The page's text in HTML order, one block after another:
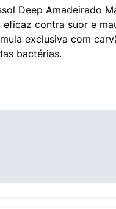
Deep Amadeirado
contra suor e
exclusiva com
bactérias.